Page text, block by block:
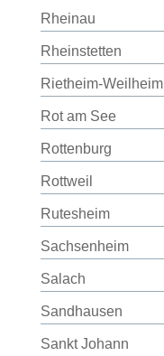
Rheinau
Rheinstetten
Rietheim-Weilheim
Rot am See
Rottenburg
Rottweil
Rutesheim
Sachsenheim
Salach
Sandhausen
Sankt Johann